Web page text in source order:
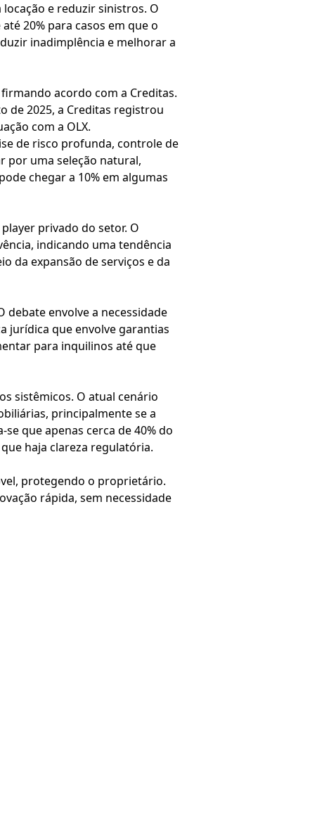
e reduzir sinistros. O
20% para casos em que o
inadimplência e melhorar a
acordo com a Creditas.
de 2025, a Creditas registrou
com a OLX.
de risco profunda, controle de
por uma seleção natural,
chegar a 10% em algumas
privado do setor. O
indicando uma tendência
da expansão de serviços e da
envolve a necessidade
jurídica que envolve garantias
para inquilinos até que
sistêmicos. O atual cenário
principalmente se a
que apenas cerca de 40% do
haja clareza regulatória.
protegendo o proprietário.
rápida, sem necessidade